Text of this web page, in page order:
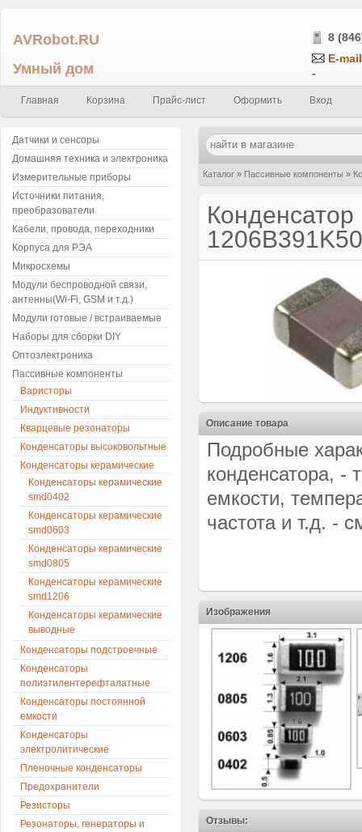
AVRobot.RU
Умный дом
8
E-
-
Главная Корзина Прайс-лист Оформить Вход
Каталог » Пассивные компоненты »
Описание товара
Подробные
конденсатора, -
емкости,
частота и т.д. -
Изображения
Отзывы:
Датчики и сенсоры
Домашняя техника и электроника
Измерительные приборы
Источники питания,
преобразователи
Кабели, провода, переходники
Корпуса для РЭА
Микросхемы
Модули беспроводной связи,
антенны(Wi-Fi, GSM и т.д.)
Модули готовые / встраиваемые
Наборы для сборки DIY
Оптоэлектроника
Пассивные компоненты
Варисторы
Индуктивности
Кварцевые резонаторы
Конденсаторы высоковольтные
Конденсаторы керамические
Конденсаторы керамические
smd0402
Конденсаторы керамические
smd0603
Конденсаторы керамические
smd0805
Конденсаторы керамические
smd1206
Конденсаторы керамические
выводные
Конденсаторы подстроечные
Конденсаторы
полиэтилентерефталатные
Конденсаторы постоянной
емкости
Конденсаторы
электролитические
Пленочные конденсаторы
Предохранители
Резисторы
Резонаторы, генераторы и